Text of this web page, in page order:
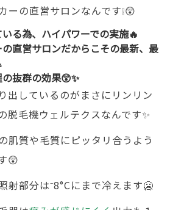
ーの直営サロンなんです❕😲
る為、ハイパワーでの実施🔥
の直営サロンだからこその最新、最
抜群の効果😲✨
出しているのがまさにリンリン
脱毛機ウェルテクスなんです✨
肌質や毛質にピッタリ合うよう
😲
射部分は⁻8°Cにまで冷えます🥶